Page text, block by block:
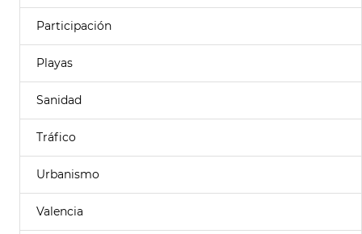
Participación
Playas
Sanidad
Tráfico
Urbanismo
Valencia